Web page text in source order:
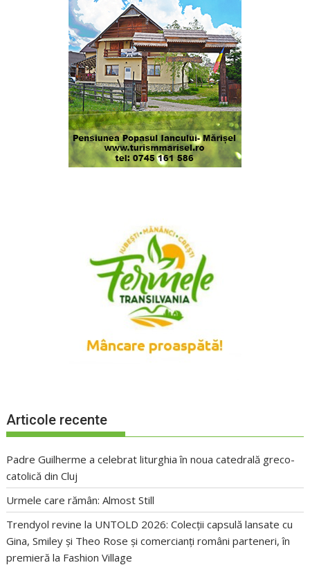
Articole recente
Padre Guilherme a celebrat liturghia în noua catedrală greco-
catolică din Cluj
Urmele care rămân: Almost Still
Trendyol revine la UNTOLD 2026: Colecții capsulă lansate cu
Gina, Smiley și Theo Rose și comercianți români parteneri, în
premieră la Fashion Village